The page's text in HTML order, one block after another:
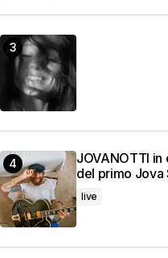
JOVANOTTI
del primo Jova
live